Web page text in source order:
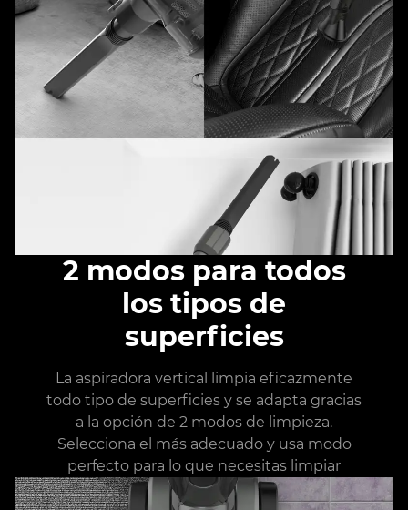
2 modos para todos
los tipos de
superficies
La aspiradora vertical limpia eficazmente
todo tipo de superficies y se adapta gracias
a la opción de 2 modos de limpieza.
Selecciona el más adecuado y usa modo
perfecto para lo que necesitas limpiar